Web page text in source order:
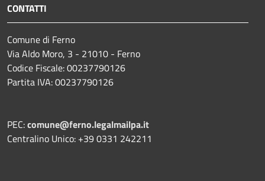
CONTATTI
Comune di Ferno
Via Aldo Moro, 3 - 21010 - Ferno
Codice Fiscale: 00237790126
Partita IVA: 00237790126
PEC:comune@ferno.legalmailpa.it
Centralino Unico: +39 0331 242211